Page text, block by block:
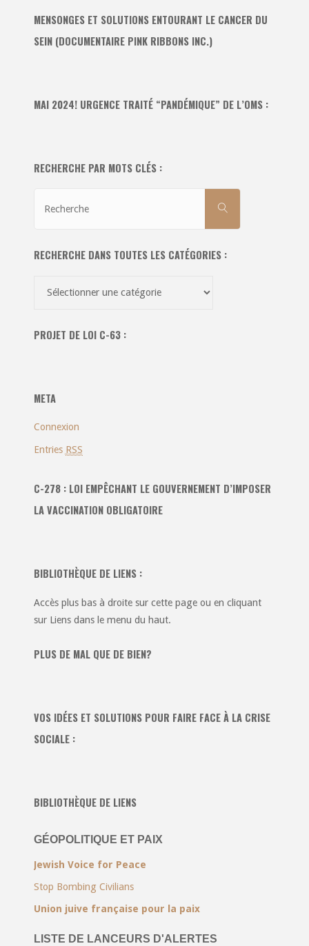
MENSONGES ET SOLUTIONS ENTOURANT LE CANCER DU
SEIN (DOCUMENTAIRE PINK RIBBONS INC.)
MAI 2024! URGENCE TRAITÉ “PANDÉMIQUE” DE L’OMS :
RECHERCHE PAR MOTS CLÉS :
RECHERCHE
RECHERCHE DANS TOUTES LES CATÉGORIES :
les
PROJET DE LOI C-63 :
META
Connexion
Entries RSS
C-278 : LOI EMPÊCHANT LE GOUVERNEMENT D’IMPOSER
LA VACCINATION OBLIGATOIRE
BIBLIOTHÈQUE DE LIENS :
Accès plus bas à droite sur cette page ou en cliquant
sur Liens dans le menu du haut.
PLUS DE MAL QUE DE BIEN?
VOS IDÉES ET SOLUTIONS POUR FAIRE FACE À LA CRISE
SOCIALE :
BIBLIOTHÈQUE DE LIENS
GÉOPOLITIQUE ET PAIX
Jewish Voice for Peace
Stop Bombing Civilians
Union juive française pour la paix
LISTE DE LANCEURS D'ALERTES